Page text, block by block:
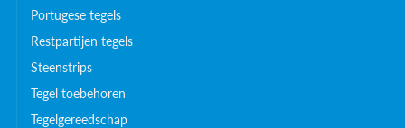
Portugese tegels
Restpartijen tegels
Steenstrips
Tegel toebehoren
Tegelgereedschap